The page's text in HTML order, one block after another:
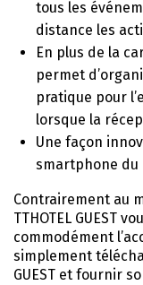
tous les
distance les
En plus de la
permet
pratique pour
lorsque la
Une façon
smartphone du
Contrairement au
TTHOTEL GUEST
commodément
simplement
GUEST et fournir